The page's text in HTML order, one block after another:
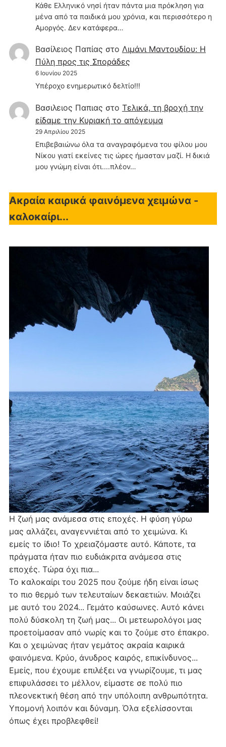
Κάθε Ελληνικό νησί ήταν πάντα μια πρόκληση για
μένα από τα παιδικά μου χρόνια, και περισσότερο η
Αμοργός. Δεν κατάφερα…
Βασίλειος Παπίας στο Λιμάνι Μαντουδίου: Η
Πύλη προς τις Σποράδες
6 Ιουνίου 2025
Υπέροχο ενημερωτικό δελτίο!!!
Βασιλειος Παπιας στο Τελικά, τη βροχή την
είδαμε την Κυριακή το απόγευμα
29 Απριλίου 2025
Επιβεβαιώνω όλα τα αναγραφόμενα του φίλου μου
Νίκου γιατί εκείνες τις ώρες ήμασταν μαζί. Η δικιά
μου γνώμη είναι ότι....πλέον…
Ακραία καιρικά φαινόμενα χειμώνα -
καλοκαίρι...
Η ζωή μας ανάμεσα στις εποχές. Η φύση γύρω
μας αλλάζει, αναγεννιέται από το χειμώνα. Κι
εμείς το ίδιο! Το χρειαζόμαστε αυτό. Κάποτε, τα
πράγματα ήταν πιο ευδιάκριτα ανάμεσα στις
εποχές. Τώρα όχι πια...
Το καλοκαίρι του 2025 που ζούμε ήδη είναι ίσως
το πιο θερμό των τελευταίων δεκαετιών. Μοιάζει
με αυτό του 2024... Γεμάτο καύσωνες. Αυτό κάνει
πολύ δύσκολη τη ζωή μας... Οι μετεωρολόγοι μας
προετοίμασαν από νωρίς και το ζούμε στο έπακρο.
Και ο χειμώνας ήταν γεμάτος ακραία καιρικά
φαινόμενα. Κρύο, άνυδρος καιρός, επικίνδυνος...
Εμείς, που έχουμε επιλέξει να γνωρίζουμε, τι μας
επιφυλάσσει το μέλλον, είμαστε σε πολύ πιο
πλεονεκτική θέση από την υπόλοιπη ανθρωπότητα.
Υπομονή λοιπόν και δύναμη. Όλα εξελίσσονται
όπως έχει προβλεφθεί!